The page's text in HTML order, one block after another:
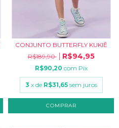
CONJUNTO BUTTERFLY KUKIÊ
R$189,90
R$94,95
R$90,20 com Pix
3 x de R$31,65 sem juros
COMPRAR